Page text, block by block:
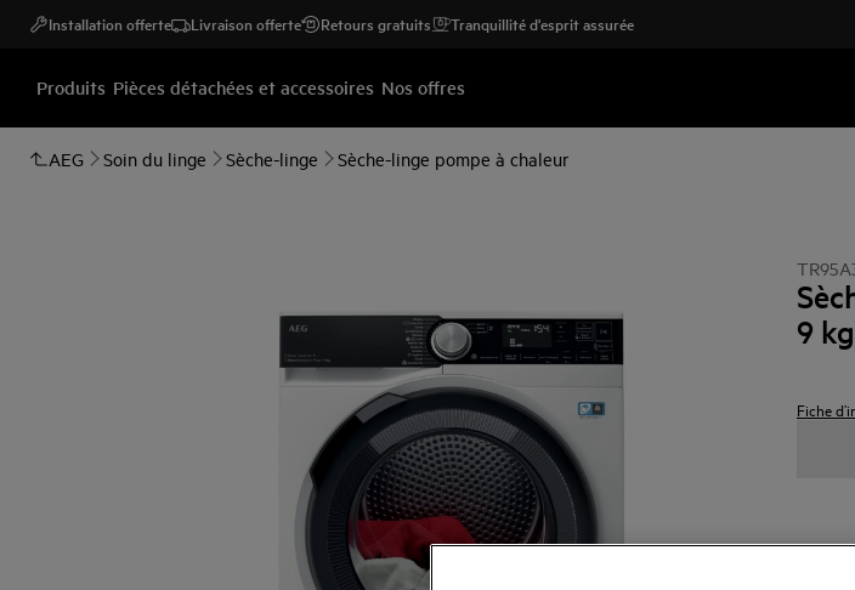
Installation offerte Livraison offerte Retours gratuits Tranquillité d'esprit assurée
Produits Pièces détachées et accessoires Nos offres
AEG Soin du linge Sèche-linge Sèche-linge pompe à chaleur
9 kg
Fiche